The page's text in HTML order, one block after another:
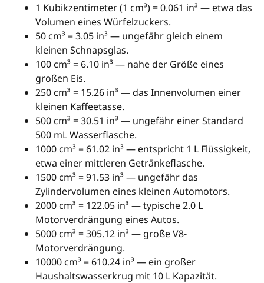
1 Kubikzentimeter (1 cm³) = 0.061 in³ — etwa das
Volumen eines Würfelzuckers.
50 cm³ = 3.05 in³ — ungefähr gleich einem
kleinen Schnapsglas.
100 cm³ = 6.10 in³ — nahe der Größe eines
großen Eis.
250 cm³ = 15.26 in³ — das Innenvolumen einer
kleinen Kaffeetasse.
500 cm³ = 30.51 in³ — ungefähr einer Standard
500 mL Wasserflasche.
1000 cm³ = 61.02 in³ — entspricht 1 L Flüssigkeit,
etwa einer mittleren Getränkeflasche.
1500 cm³ = 91.53 in³ — ungefähr das
Zylindervolumen eines kleinen Automotors.
2000 cm³ = 122.05 in³ — typische 2.0 L
Motorverdrängung eines Autos.
5000 cm³ = 305.12 in³ — große V8-
Motorverdrängung.
10000 cm³ = 610.24 in³ — ein großer
Haushaltswasserkrug mit 10 L Kapazität.